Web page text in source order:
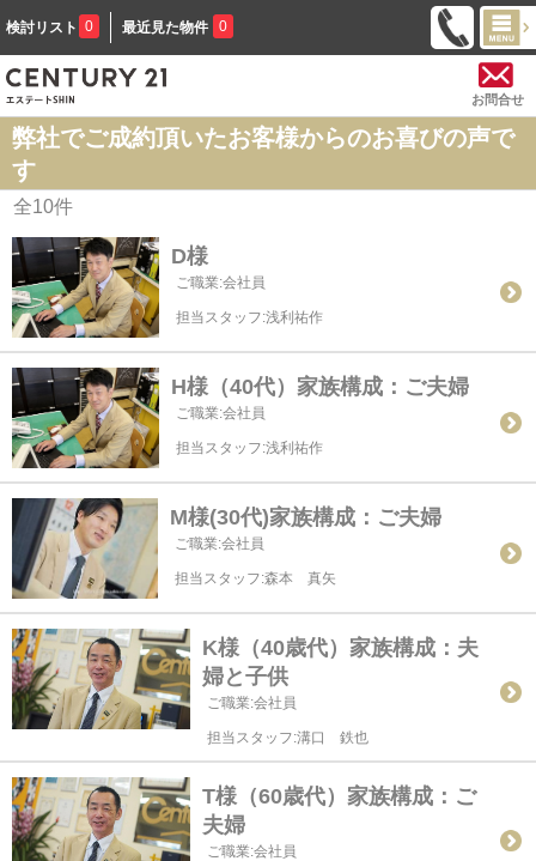
検討リスト 0 最近見た物件 0
お問合せ
弊社でご成約頂いたお客様からのお喜びの声で
す
全10件
D様
ご職業:会社員
担当スタッフ:浅利祐作
H様（40代）家族構成：ご夫婦
ご職業:会社員
担当スタッフ:浅利祐作
M様(30代)家族構成：ご夫婦
ご職業:会社員
担当スタッフ:森本 真矢
K様（40歳代）家族構成：夫
婦と子供
ご職業:会社員
担当スタッフ:溝口 鉄也
T様（60歳代）家族構成：ご
夫婦
ご職業:会社員